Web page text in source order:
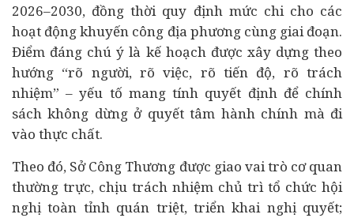
2026–2030, đồng thời quy định mức chi cho các
hoạt động khuyến công địa phương cùng giai đoạn.
Điểm đáng chú ý là kế hoạch được xây dựng theo
hướng “rõ người, rõ việc, rõ tiến độ, rõ trách
nhiệm” – yếu tố mang tính quyết định để chính
sách không dừng ở quyết tâm hành chính mà đi
vào thực chất.
Theo đó, Sở Công Thương được giao vai trò cơ quan
thường trực, chịu trách nhiệm chủ trì tổ chức hội
nghị toàn tỉnh quán triệt, triển khai nghị quyết;